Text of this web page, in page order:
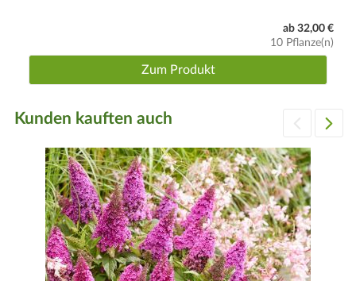
ab 32,00 €
10 Pflanze(n)
Zum Produkt
Kunden kauften auch